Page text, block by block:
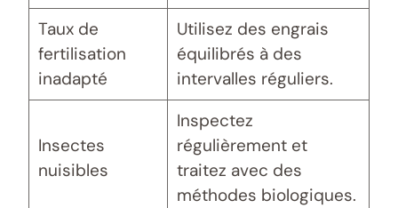
Taux de
fertilisation
inadapté
Utilisez des engrais
équilibrés à des
intervalles réguliers.
Insectes
nuisibles
Inspectez
régulièrement et
traitez avec des
méthodes biologiques.